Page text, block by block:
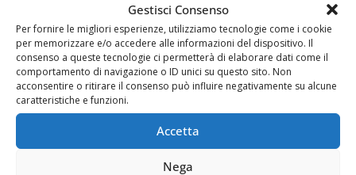
Gestisci Consenso
Per fornire le migliori esperienze, utilizziamo tecnologie come i cookie
per memorizzare e/o accedere alle informazioni del dispositivo. Il
consenso a queste tecnologie ci permetterà di elaborare dati come il
comportamento di navigazione o ID unici su questo sito. Non
acconsentire o ritirare il consenso può influire negativamente su alcune
caratteristiche e funzioni.
Accetta
Nega
21 Agosto 2019 Felice Balsamo
Non sapevo che @La Zizzona di
Battipaglia fosse un marchio
registrato. Orgoglio della nostra
terra e del nostro. Dovremmo
valorizzare di più il nost